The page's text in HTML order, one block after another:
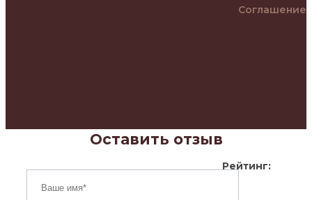
Соглашение
Оставить отзыв
Рейтинг: